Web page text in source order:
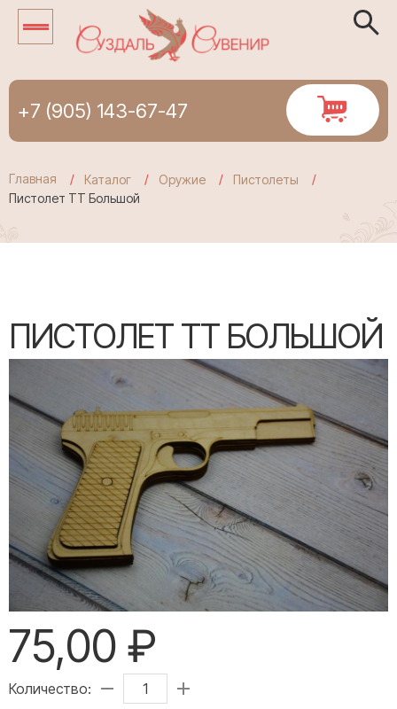
+7 (905) 143-67-47
Главная Каталог Оружие
Пистолеты
Пистолет ТТ Большой
ПИСТОЛЕТ ТТ БОЛЬШОЙ
75,00 ₽
Количество: